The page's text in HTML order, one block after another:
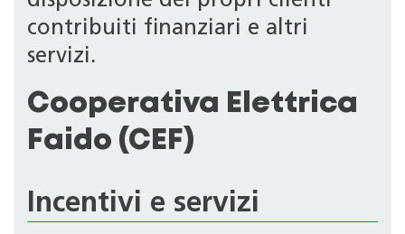
contribuiti finanziari e altri
servizi.
Cooperativa Elettrica
Faido (CEF)
Incentivi e servizi